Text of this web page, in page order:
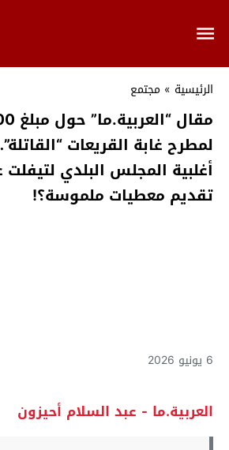
الرئيسية » مجتمع
لمطرح غابة القريعات
أغلبية المجلس البلدي
تقديم معطيات ملموسة؟!
6 يونيو 2026
العربية.ما - عبد السلام أحيزون